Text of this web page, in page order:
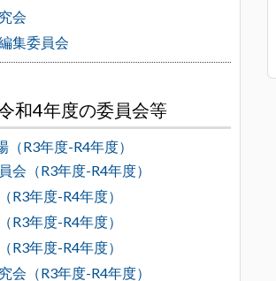
会
集委員会
和4年度の委員会等
R3年度-R4年度）
会（R3年度-R4年度）
R3年度-R4年度）
R3年度-R4年度）
R3年度-R4年度）
会（R3年度-R4年度）